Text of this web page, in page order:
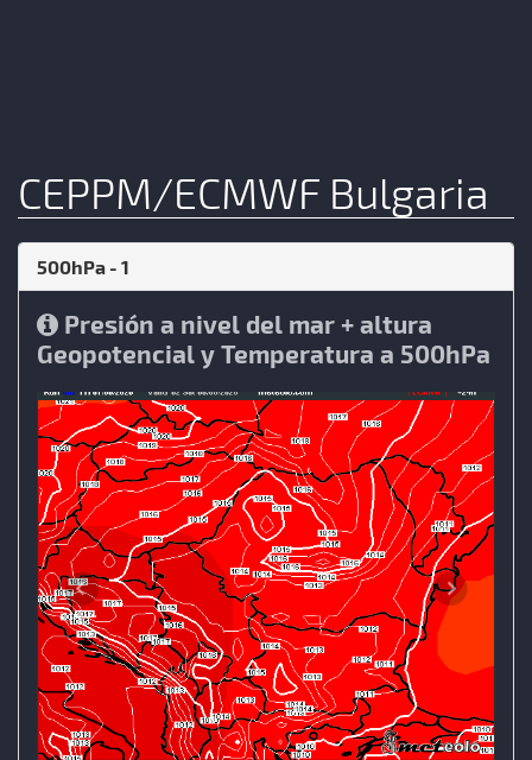
CEPPM/ECMWF Bulgaria
500hPa - 1
Presión a nivel del mar + altura
Geopotencial y Temperatura a 500hPa